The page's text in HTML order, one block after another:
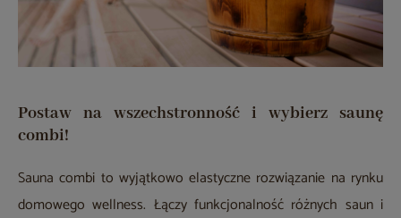
Postaw na wszechstronność i wybierz saunę
combi!
Sauna combi to wyjątkowo elastyczne rozwiązanie na rynku
domowego wellness. Łączy funkcjonalność różnych saun i